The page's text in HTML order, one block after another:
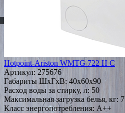
Hotpoint-Ariston WMTG 722 H C
Артикул: 275676
Габариты ШxГxВ: 40x60x90
Расход воды за стирку, л: 50
Максимальная загрузка белья, кг: 7
Класс энергопотребления: A++